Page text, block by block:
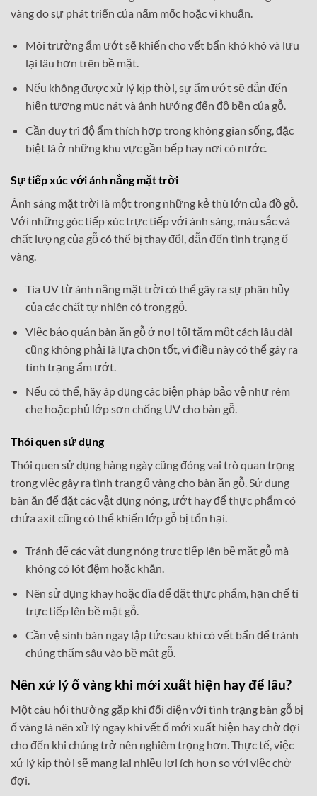
vàng do sự phát triển của nấm mốc hoặc vi khuẩn.
Môi trường ẩm ướt sẽ khiến cho vết bẩn khó khô và lưu
lại lâu hơn trên bề mặt.
Nếu không được xử lý kịp thời, sự ẩm ướt sẽ dẫn đến
hiện tượng mục nát và ảnh hưởng đến độ bền của gỗ.
Cần duy trì độ ẩm thích hợp trong không gian sống, đặc
biệt là ở những khu vực gần bếp hay nơi có nước.
Sự tiếp xúc với ánh nắng mặt trời
Ánh sáng mặt trời là một trong những kẻ thù lớn của đồ gỗ.
Với những góc tiếp xúc trực tiếp với ánh sáng, màu sắc và
chất lượng của gỗ có thể bị thay đổi, dẫn đến tình trạng ố
vàng.
Tia UV từ ánh nắng mặt trời có thể gây ra sự phân hủy
của các chất tự nhiên có trong gỗ.
Việc bảo quản bàn ăn gỗ ở nơi tối tăm một cách lâu dài
cũng không phải là lựa chọn tốt, vì điều này có thể gây ra
tình trạng ẩm ướt.
Nếu có thể, hãy áp dụng các biện pháp bảo vệ như rèm
che hoặc phủ lớp sơn chống UV cho bàn gỗ.
Thói quen sử dụng
Thói quen sử dụng hàng ngày cũng đóng vai trò quan trọng
trong việc gây ra tình trạng ố vàng cho bàn ăn gỗ. Sử dụng
bàn ăn để đặt các vật dụng nóng, ướt hay để thực phẩm có
chứa axit cũng có thể khiến lớp gỗ bị tổn hại.
Tránh để các vật dụng nóng trực tiếp lên bề mặt gỗ mà
không có lót đệm hoặc khăn.
Nên sử dụng khay hoặc đĩa để đặt thực phẩm, hạn chế tì
trực tiếp lên bề mặt gỗ.
Cần vệ sinh bàn ngay lập tức sau khi có vết bẩn để tránh
chúng thấm sâu vào bề mặt gỗ.
Nên xử lý ố vàng khi mới xuất hiện hay để lâu?
Một câu hỏi thường gặp khi đối diện với tình trạng bàn gỗ bị
ố vàng là nên xử lý ngay khi vết ố mới xuất hiện hay chờ đợi
cho đến khi chúng trở nên nghiêm trọng hơn. Thực tế, việc
xử lý kịp thời sẽ mang lại nhiều lợi ích hơn so với việc chờ
đợi.